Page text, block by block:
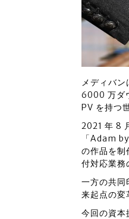
メディバ
6000 万ダ
PV を持つ
2021 年 8
「Adam
の作品を
付対応業務
一方の共
来起点の変
今回の資本